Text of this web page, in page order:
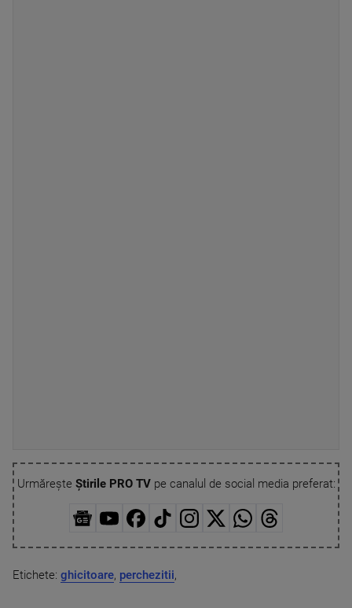
Urmărește Știrile PRO TVpe canalul de social media preferat:
Etichete: ghicitoare, perchezitii,